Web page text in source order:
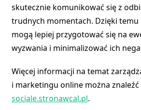
skutecznie komunikować się z
trudnych momentach. Dzięki
mogą lepiej przygotować się na
wyzwania i minimalizować ich
Więcej informacji na temat
i marketingu online można
sociale.stronawcal.pl.